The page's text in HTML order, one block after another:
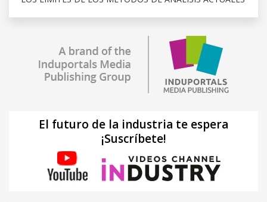
El futuro de la industria te espera
¡Suscríbete!